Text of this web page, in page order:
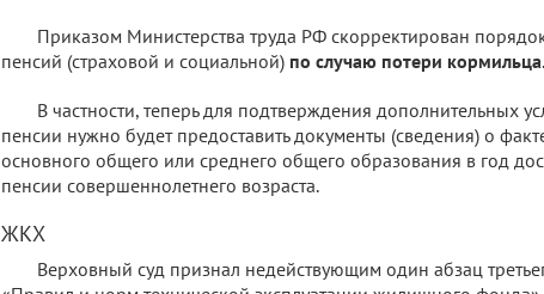
Приказом Министерства труда РФ скорректирован
пенсий (страховой и социальной) по случаю потери кормильца.
В частности, теперь для подтверждения дополнительных
пенсии нужно будет предоставить документы (сведения) о
основного общего или среднего общего образования в год
пенсии совершеннолетнего возраста.
ЖКХ
Верховный суд признал недействующим один абзац